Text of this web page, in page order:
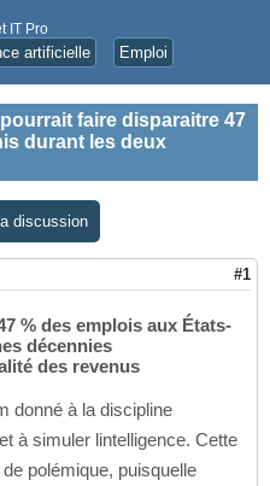
IT Pro
artificielle Emploi
faire disparaitre 47
durant les deux
discussion
#1
% des emplois aux États-
décennies
des revenus
donné à la discipline
à simuler lintelligence. Cette
polémique, puisquelle